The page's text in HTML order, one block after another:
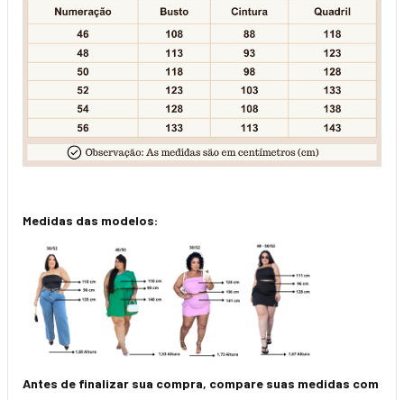
Medidas das modelos:
Antes de finalizar sua compra, compare suas medidas com